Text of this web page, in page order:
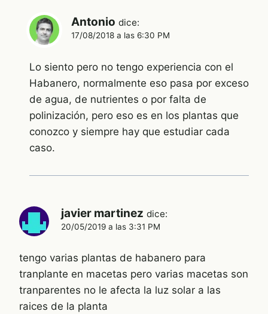
Antonio dice:
17/08/2018 a las 6:30 PM
Lo siento pero no tengo experiencia con el
Habanero, normalmente eso pasa por exceso
de agua, de nutrientes o por falta de
polinización, pero eso es en los plantas que
conozco y siempre hay que estudiar cada
caso.
javier martinez dice:
20/05/2019 a las 3:31 PM
tengo varias plantas de habanero para
tranplante en macetas pero varias macetas son
tranparentes no le afecta la luz solar a las
raices de la planta